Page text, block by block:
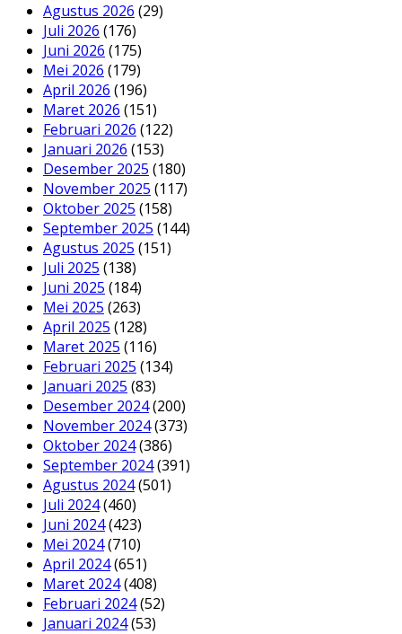
Agustus 2026 (29)
Juli 2026 (176)
Juni 2026 (175)
Mei 2026 (179)
April 2026 (196)
Maret 2026 (151)
Februari 2026 (122)
Januari 2026 (153)
Desember 2025 (180)
November 2025 (117)
Oktober 2025 (158)
September 2025 (144)
Agustus 2025 (151)
Juli 2025 (138)
Juni 2025 (184)
Mei 2025 (263)
April 2025 (128)
Maret 2025 (116)
Februari 2025 (134)
Januari 2025 (83)
Desember 2024(200)
November 2024(373)
Oktober 2024(386)
September 2024(391)
Agustus 2024(501)
Juli 2024(460)
Juni 2024(423)
Mei 2024(710)
April 2024(651)
Maret 2024(408)
Februari 2024(52)
Januari 2024(53)